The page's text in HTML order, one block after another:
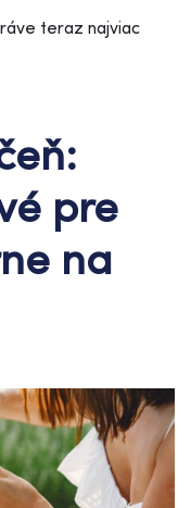
teraz najviac
pre
na